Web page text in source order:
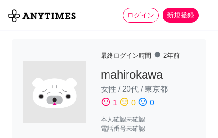
ログイン 新規登録
全て 家事 more_horiz
最終ログイン時間 fiber_manual_record 2年前
mahirokawa
女性 / 20代 /東京都
sentiment_satisfied 1 sentiment_neutral 0 sentiment_dissatisfied 0
本人確認未確認
電話番号未確認